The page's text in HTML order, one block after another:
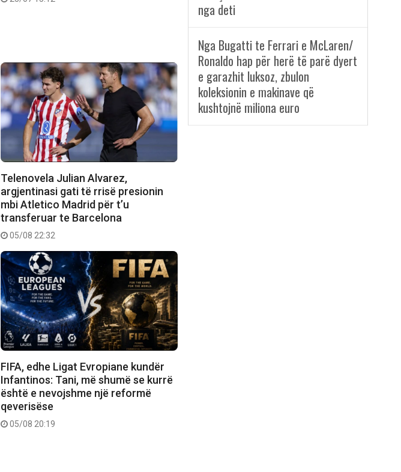
Telenovela Julian Alvarez,
argjentinasi gati të rrisë presionin
mbi Atletico Madrid për t’u
transferuar te Barcelona
05/08 22:32
FIFA, edhe Ligat Evropiane kundër
Infantinos: Tani, më shumë se kurrë
është e nevojshme një reformë
qeverisëse
05/08 20:19
nga deti
Nga Bugatti te Ferrari e McLaren/
Ronaldo hap për herë të parë dyert
e garazhit luksoz, zbulon
koleksionin e makinave që
kushtojnë miliona euro